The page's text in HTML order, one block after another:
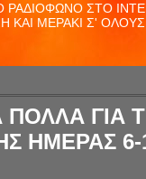
ΣΤΟ
ΜΕΡΑΚΙ Σ' ΟΛΟΥΣ
ΠΟΛΛΑ ΓΙΑ
ΗΜΕΡΑΣ 6-